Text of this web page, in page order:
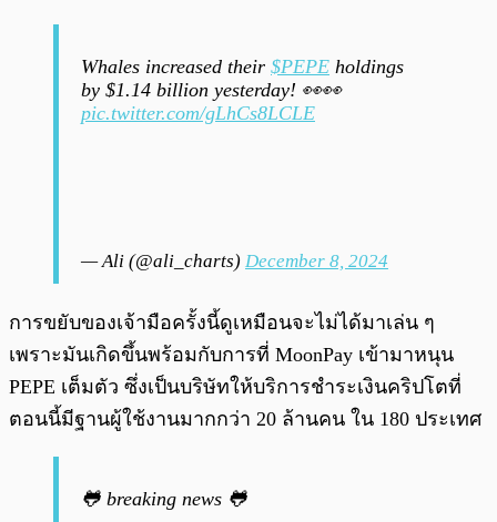
Whales increased their $PEPE holdings
by $1.14 billion yesterday! 👀👀
pic.twitter.com/gLhCs8LCLE
— Ali (@ali_charts) December 8, 2024
การขยับของเจ้ามือครั้งนี้ดูเหมือนจะไม่ได้มาเล่น ๆ
เพราะมันเกิดขึ้นพร้อมกับการที่ MoonPay เข้ามาหนุน
PEPE เต็มตัว ซึ่งเป็นบริษัทให้บริการชำระเงินคริปโตที่
ตอนนี้มีฐานผู้ใช้งานมากกว่า 20 ล้านคน ใน 180 ประเทศ
🐸 breaking news 🐸